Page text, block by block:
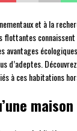
et à la
connaissent
avantages
d’adeptes.
à ces habitations